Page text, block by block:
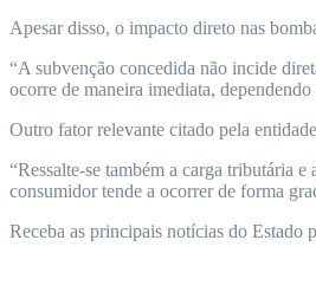
Apesar disso, o impacto direto nas
“A subvenção concedida não incide
ocorre de maneira imediata,
Outro fator relevante citado pela
“Ressalte-se também a carga tributária
consumidor tende a ocorrer de forma
Receba as principais notícias do Estado